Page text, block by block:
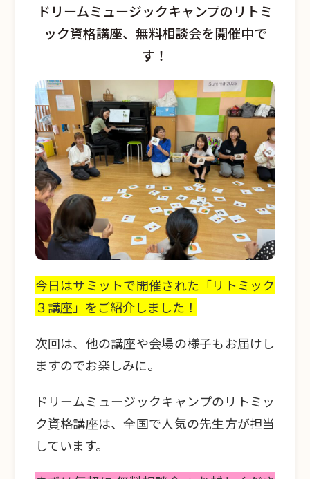
ドリームミュージックキャンプのリトミ
ック資格講座、無料相談会を開催中で
す！
今日はサミットで開催された「リトミック
３講座」をご紹介しました！
次回は、他の講座や会場の様子もお届けし
ますのでお楽しみに。
ドリームミュージックキャンプのリトミッ
ク資格講座は、全国で人気の先生方が担当
しています。